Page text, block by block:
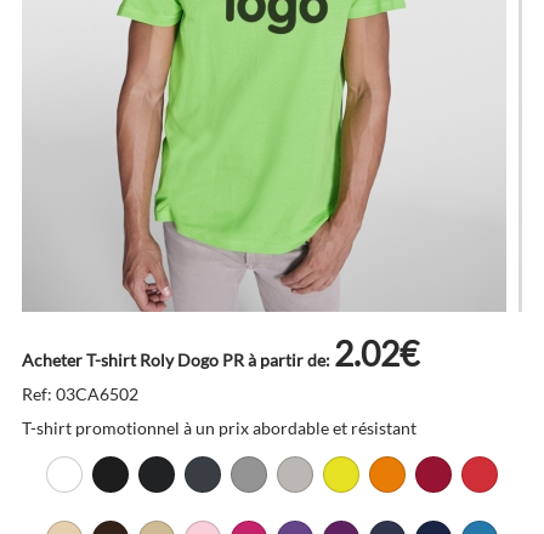
Acheter T-shirt Roly Dogo PR à partir de: 2.02€
Ref: 03CA6502
T-shirt promotionnel à un prix abordable et résistant